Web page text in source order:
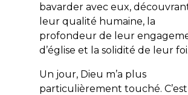
bavarder avec eux,
leur qualité humaine, la
profondeur de leur
d’église et la solidité de leur foi.
Un jour, Dieu m’a plus
particulièrement touché. C’est